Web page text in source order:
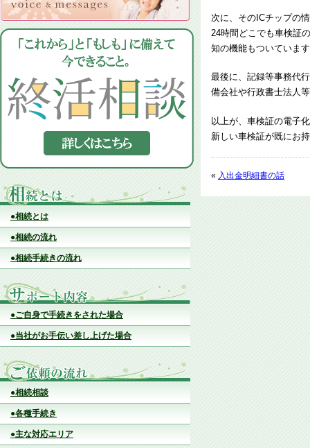
●相続とは
●相続の流れ
●相続手続きの流れ
●ご自身で手続きをされた場合
●当社がお手伝い差し上げた場合
●相続相談
●各種手続き
●主な対応エリア
次に、そのICチップの
24時間どこでも車検証
知の機能もついていま
最後に、記録等事務代
備会社や行政書士法人
以上が、車検証の電子
新しい車検証が既にお
« 入出金明細書の話